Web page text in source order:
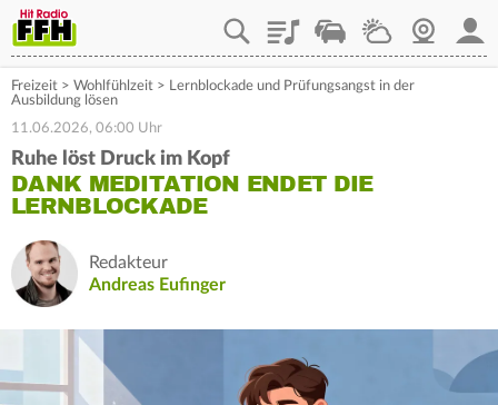
PlaylistStaupilotWetterWebcam
Freizeit > Wohlfühlzeit > Lernblockade und Prüfungsangst in der
Ausbildung lösen
11.06.2026, 06:00 Uhr
Ruhe löst Druck im Kopf
DANK MEDITATION ENDET DIE
LERNBLOCKADE
Redakteur
Andreas Eufinger